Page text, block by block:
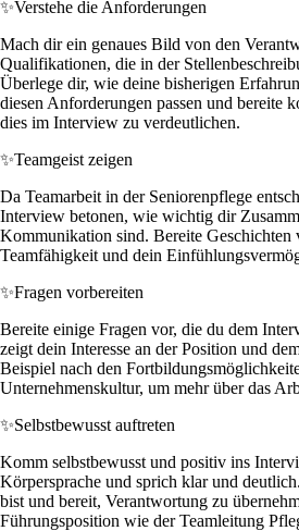
✨Verstehe die Anforderungen
Mach dir ein genaues Bild von den
Qualifikationen, die in der
Überlege dir, wie deine bisherigen
diesen Anforderungen passen und bereite
dies im Interview zu verdeutlichen.
✨Teamgeist zeigen
Da Teamarbeit in der Seniorenpflege
Interview betonen, wie wichtig dir
Kommunikation sind. Bereite Geschichten
Teamfähigkeit und dein
✨Fragen vorbereiten
Bereite einige Fragen vor, die du dem
zeigt dein Interesse an der Position und
Beispiel nach den
Unternehmenskultur, um mehr über das
✨Selbstbewusst auftreten
Komm selbstbewusst und positiv ins
Körpersprache und sprich klar und
bist und bereit, Verantwortung zu
Führungsposition wie der Teamleitung